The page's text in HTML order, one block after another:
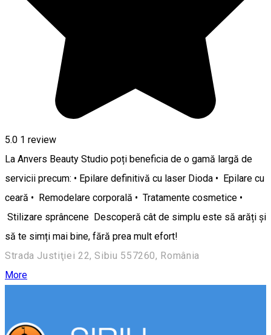
5.0 1 review
La Anvers Beauty Studio poți beneficia de o gamă largă de
servicii precum: • Epilare definitivă cu laser Dioda • Epilare cu
ceară • Remodelare corporală • Tratamente cosmetice •
Stilizare sprâncene Descoperă cât de simplu este să arăți și
să te simți mai bine, fără prea mult efort!
Strada Justiţiei 22, Sibiu 557260, România
More